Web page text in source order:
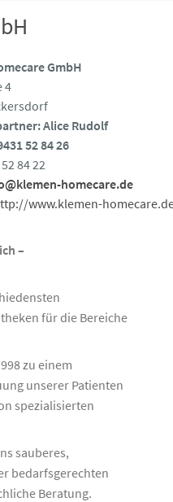
GmbH
4
Alice Rudolf
52 84 26
84 22
homecare.de
www.klemen-
–
für die Bereiche
zu einem
unserer Patienten
spezialisierten
sauberes,
bedarfsgerechten
Beratung.